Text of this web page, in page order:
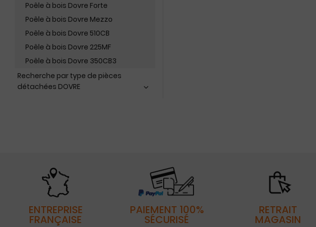
Poêle à bois Dovre Forte
Poêle à bois Dovre Mezzo
Poêle à bois Dovre 510CB
Poêle à bois Dovre 225MF
Poêle à bois Dovre 350CB3
Recherche par type de pièces
détachées DOVRE
ENTREPRISE
FRANÇAISE
PAIEMENT 100%
SÉCURISÉ
RETRAIT
MAGASIN